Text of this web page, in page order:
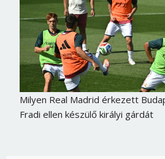
Milyen Real Madrid érkezett
Fradi ellen készülő királyi gárdát